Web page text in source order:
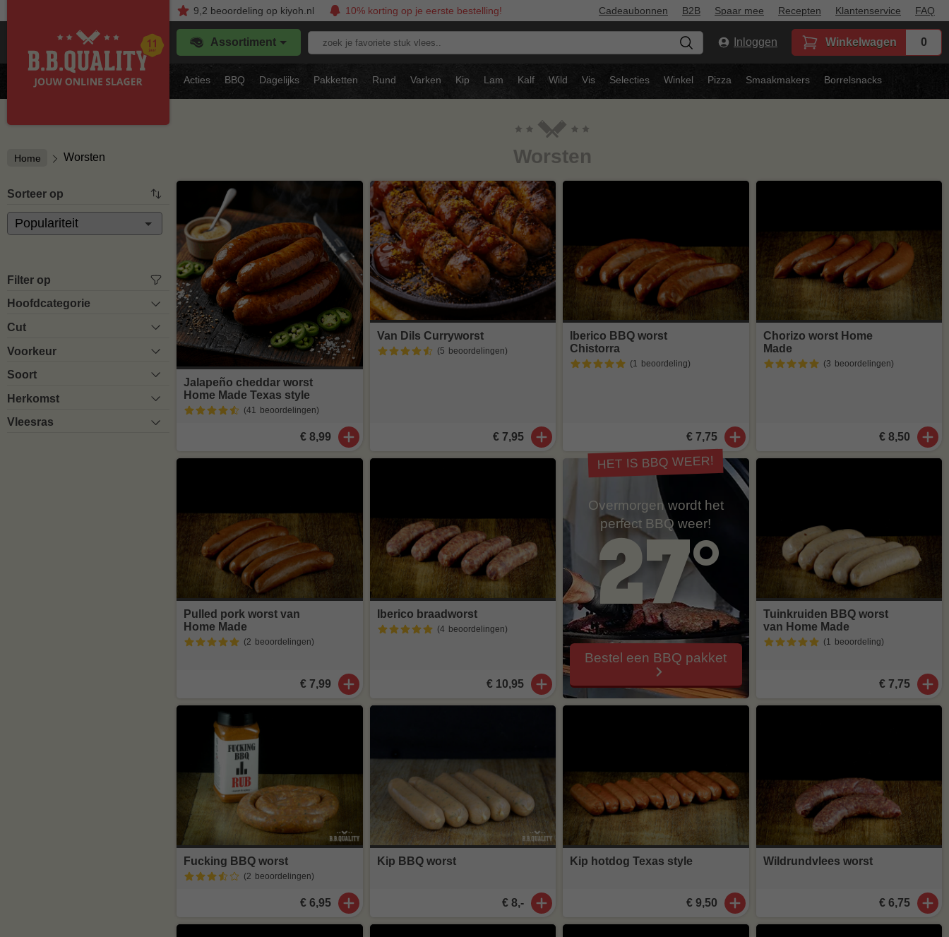
9,2 beoordelingop kiyoh.nl 10% korting op je eerste bestelling! Cadeaubonnen B2B Spaar mee Recepten Klantenservice FAQ
Assortiment
Zoek
stuk
vlees..
Inloggen Winkelwagen 0
Acties BBQ Dagelijks Pakketten Rund Varken Kip Lam Kalf Wild Vis Selecties Winkel Pizza Smaakmakers Borrelsnacks
Home Worsten Worsten
Sorteer op
Filter op
Hoofdcategorie
Cut
Voorkeur
Soort
Herkomst
Vleesras
Jalapeño cheddar worst
Home Made Texas style
(41 beoordelingen)
€ 8,99
Van Dils Curryworst
(5 beoordelingen)
€ 7,95
Iberico BBQ worst
Chistorra
(1 beoordeling)
€ 7,75
Chorizo worst Home
Made
(3 beoordelingen)
€ 8,50
Pulled pork worst van
Home Made
(2 beoordelingen)
€ 7,99
Iberico braadworst
(4 beoordelingen)
€ 10,95
Tuinkruiden BBQ worst
van Home Made
(1 beoordeling)
€ 7,75
Fucking BBQ worst
(2 beoordelingen)
€ 6,95
Kip BBQ worst
€ 8,-
Kip hotdog Texas style
€ 9,50
Wildrundvlees worst
€ 6,75
HET IS BBQ WEER!
Overmorgen wordt het
perfect BBQ weer!
27°
Bestel een BBQ pakket